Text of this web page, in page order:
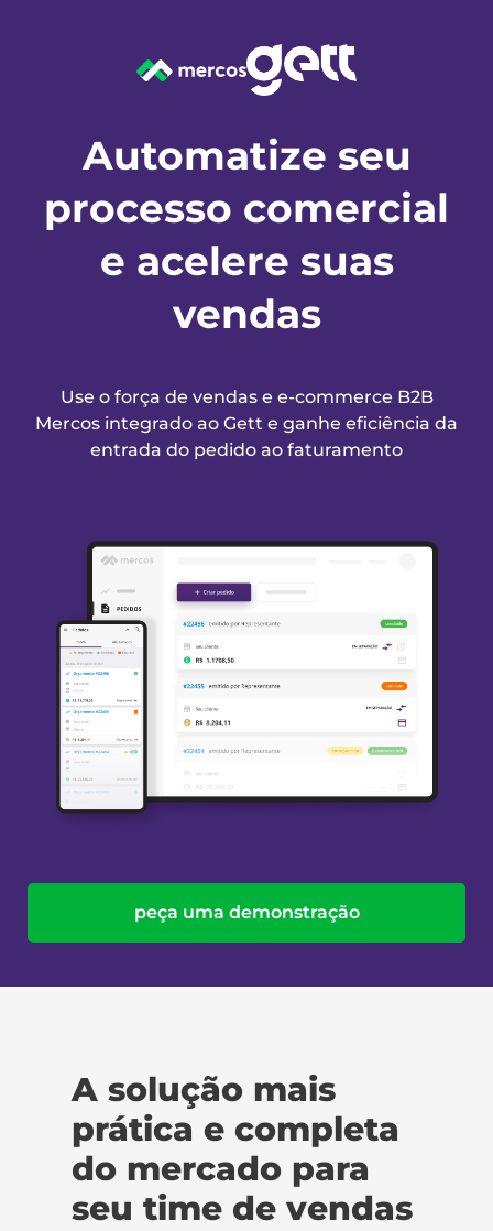
Automatize seu
processo comercial
e acelere suas
vendas
Use o força de vendas e e-commerce B2B
Mercos integrado ao Gett e ganhe eficiência da
entrada do pedido ao faturamento
peça uma demonstração
A solução mais
prática e completa
do mercado para
seu time de vendas